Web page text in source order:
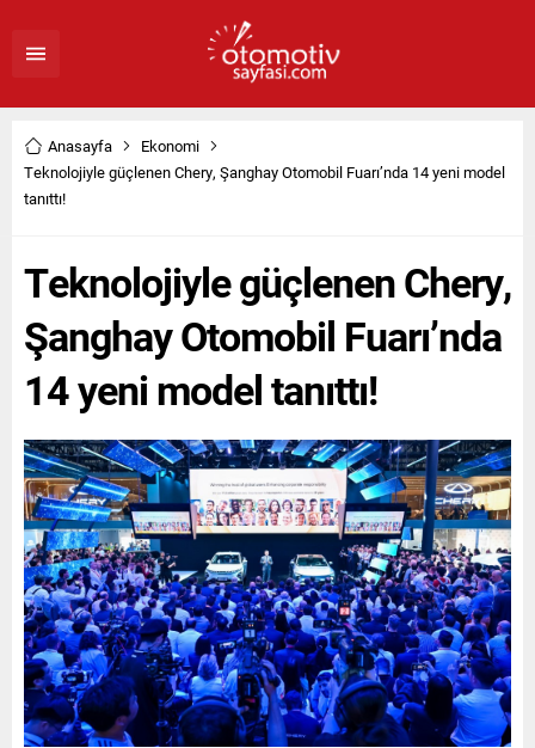
Anasayfa
Ekonomi
Teknolojiyle güçlenen Chery, Şanghay Otomobil Fuarı’nda 14 yeni model
tanıttı!
Teknolojiyle güçlenen Chery,
Şanghay Otomobil Fuarı’nda
14 yeni model tanıttı!